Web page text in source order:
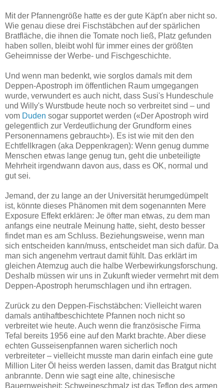
Mit der Pfannengröße hatte es der gute Käpt'n aber nicht so.
Wie genau diese drei Fischstäbchen auf der spärlichen
Bratfläche, die ihnen die Tomate noch ließ, Platz gefunden
haben sollen, bleibt wohl für immer eines der größten
Geheimnisse der Werbe- und Fischgeschichte.
Und wenn man bedenkt, wie sorglos damals mit dem
Deppen-Apostroph im öffentlichen Raum umgegangen
wurde, verwundert es auch nicht, dass Susi's Hundeschule
und Willy's Wurstbude heute noch so verbreitet sind – und
vom Duden sogar supportet werden («Der Apostroph wird
gelegentlich zur Verdeutlichung der Grundform eines
Personennamens gebraucht»). Es ist wie mit den den
Echtfellkragen (aka Deppenkragen): Wenn genug dumme
Menschen etwas lange genug tun, geht die unbeteiligte
Mehrheit irgendwann davon aus, dass es OK, normal und
gut sei.
Jemand, der zu lange an der Universität herumgedümpelt
ist, könnte dieses Phänomen mit dem sogenannten Mere
Exposure Effekt erklären: Je öfter man etwas, zu dem man
anfangs eine neutrale Meinung hatte, sieht, desto besser
findet man es am Schluss. Beziehungsweise, wenn man
sich entscheiden kann/muss, entscheidet man sich dafür. Da
man sich angenehm vertraut damit fühlt. Das erklärt im
gleichen Atemzug auch die halbe Werbewirkungsforschung.
Deshalb müssen wir uns in Zukunft wieder vermehrt mit dem
Deppen-Apostroph herumschlagen und ihn ertragen.
Zurück zu den Deppen-Fischstäbchen: Vielleicht waren
damals antihaftbeschichtete Pfannen noch nicht so
verbreitet wie heute. Auch wenn die französische Firma
Tefal bereits 1956 eine auf den Markt brachte. Aber diese
echten Gusseisenpfannen waren sicherlich noch
verbreiteter – vielleicht musste man darin einfach eine gute
Million Liter Öl heiss werden lassen, damit das Bratgut nicht
anbrannte. Denn wie sagt eine alte, chinesische
Bauernweisheit: Schweineschmalz ist das Teflon des armen